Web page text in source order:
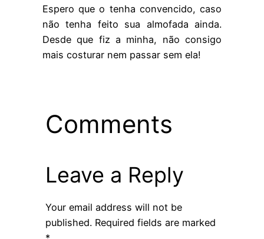
Espero que o tenha convencido, caso
não tenha feito sua almofada ainda.
Desde que fiz a minha, não consigo
mais costurar nem passar sem ela!
Comments
Leave a Reply
Your email address will not be
published. Required fields are marked